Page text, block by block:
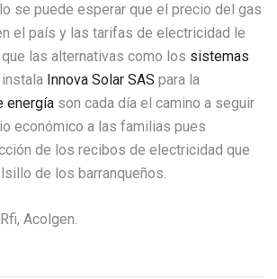
se puede esperar que el precio del gas
el país y las tarifas de electricidad le
las alternativas como los sistemas
Innova Solar SAS para la
energía son cada día el camino a seguir
económico a las familias pues
de los recibos de electricidad que
de los barranqueños.
Acolgen.